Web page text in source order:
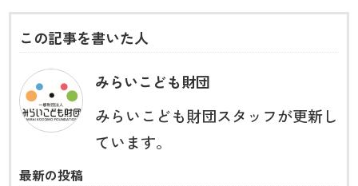
この記事を書いた人
みらいこども財団
みらいこども財団スタッフが更新し
ています。
最新の投稿